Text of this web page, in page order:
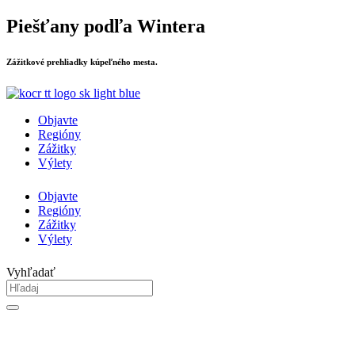
Preskočiť
na
Piešťany podľa Wintera
Zážitkové prehliadky kúpeľného mesta.
Objavte
Regióny
Zážitky
Výlety
Objavte
Regióny
Zážitky
Výlety
Vyhľadať